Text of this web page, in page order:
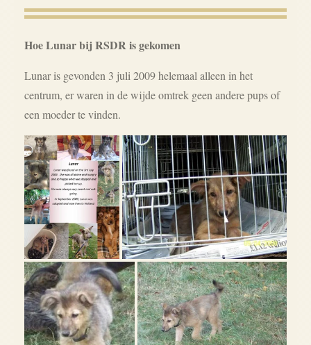
Hoe Lunar bij RSDR is gekomen
Lunar is gevonden 3 juli 2009 helemaal alleen in het
centrum, er waren in de wijde omtrek geen andere pups of
een moeder te vinden.